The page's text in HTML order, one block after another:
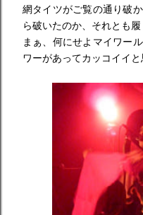
網タイツがご覧の通り破
ら破いたのか、それとも
まぁ、何にせよマイワー
ワーがあってカッコイイと